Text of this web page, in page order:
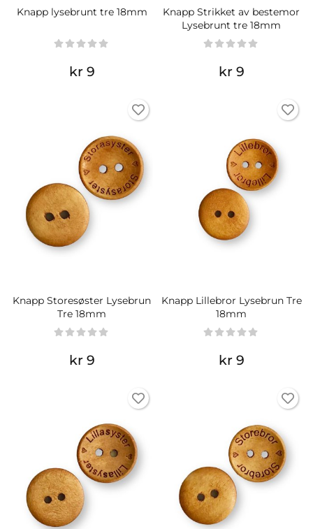
Knapp lysebrunt tre 18mm
kr 9
Knapp Strikket av bestemor
Lysebrunt tre 18mm
kr 9
Knapp Storesøster Lysebrun
Tre 18mm
kr 9
Knapp Lillebror Lysebrun Tre
18mm
kr 9